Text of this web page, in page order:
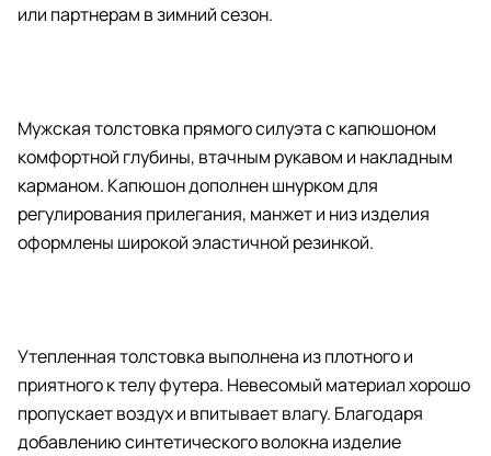
или партнерам в зимний сезон.
Мужская толстовка прямого силуэта с капюшоном
комфортной глубины, втачным рукавом и накладным
карманом. Капюшон дополнен шнурком для
регулирования прилегания, манжет и низ изделия
оформлены широкой эластичной резинкой.
Утепленная толстовка выполнена из плотного и
приятного к телу футера. Невесомый материал хорошо
пропускает воздух и впитывает влагу. Благодаря
добавлению синтетического волокна изделие